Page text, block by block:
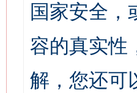
国家安全，
容的真实性
解，您还可